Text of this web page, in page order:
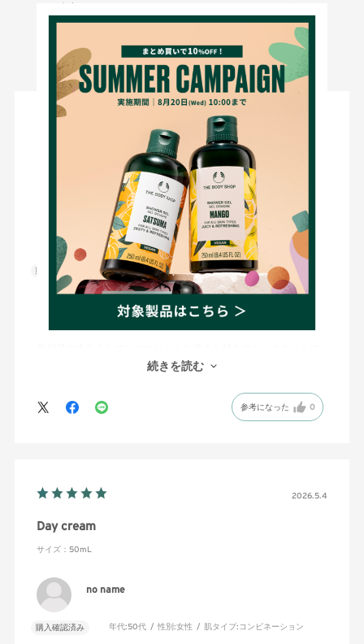
★ 1
絞り込み 表示：新しい順
めちゃめちゃドライ顔だけどしっとり
るった
購入確認済み 年代:30代 性別: 女性 肌タイプ:ドライ
めちゃめちゃドライ顔なのにうつ伏せでないと寝られない私です
が、枕に置いたタオルにも吸収されにくく良いです。
続きを読む
参考になった 0
2026.5.4
Day cream
サイズ：50mL
no name
購入確認済み 年代: 50代 性別:女性 肌タイプ: コンビネーション